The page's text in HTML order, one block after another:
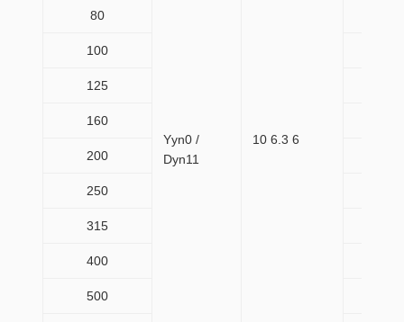
Yyn0 /
Dyn11
10 6.3 6
80
100
125
160
200
250
315
400
500